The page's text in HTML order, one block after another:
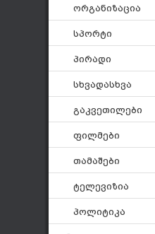
ორგანიზაცია
სპორტი
პირადი
სხვადასხვა
გაკვეთილები
ფილმები
თამაშები
ტელევიზია
პოლიტიკა